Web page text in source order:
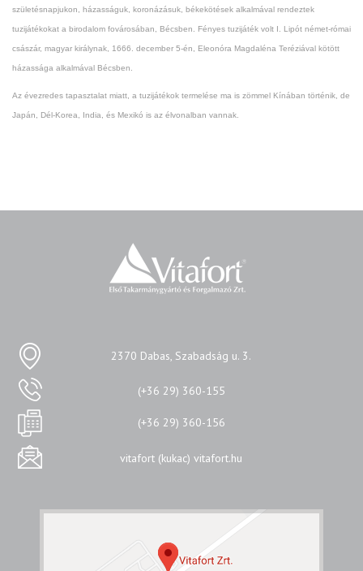
születésnapjukon, házasságuk, koronázásuk, békekötések alkalmával rendeztek
tuzijátékokat a birodalom fovárosában, Bécsben. Fényes tuzijáték volt I. Lipót német-római
császár, magyar királynak, 1666. december 5-én, Eleonóra Magdaléna Teréziával kötött
házassága alkalmával Bécsben.
Az évezredes tapasztalat miatt, a tuzijátékok termelése ma is zömmel Kínában történik, de
Japán, Dél-Korea, India, és Mexikó is az élvonalban vannak.
2370 Dabas, Szabadság u. 3.
(+36 29) 360-155
(+36 29) 360-156
vitafort (kukac) vitafort.hu